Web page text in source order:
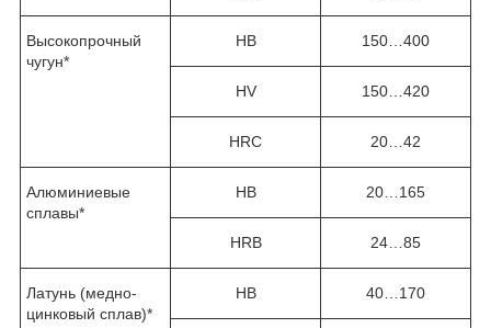
Высокопрочный
чугун*
HB 150…400
HV 150…420
HRC 20…42
Алюминиевые
сплавы*
HB 20…165
HRB 24…85
Латунь (медно-
цинковый сплав)*
HB 40…170